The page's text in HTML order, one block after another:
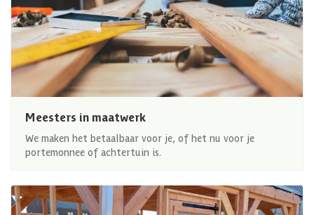
Meesters in maatwerk
We maken het betaalbaar voor je, of het nu voor je
portemonnee of achtertuin is.